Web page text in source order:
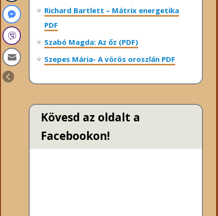
Richard Bartlett – Mátrix energetika
PDF
Szabó Magda: Az őz (PDF)
Szepes Mária- A vörös oroszlán PDF
Kövesd az oldalt a
Facebookon!